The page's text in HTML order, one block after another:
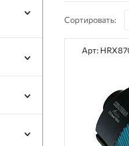
Сортировать:
Арт: